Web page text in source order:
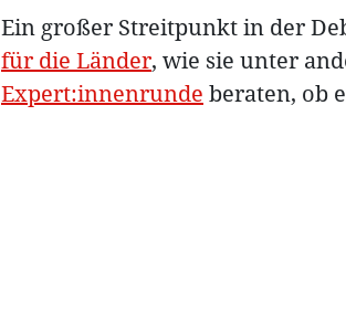
Ein großer Streitpunkt in der
für die Länder, wie sie unter
Expert:innenrunde beraten, ob